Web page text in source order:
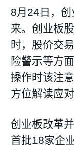
8月24日，
来。创业板
时，股价交
险警示等方
操作时该注
方位解读应对
创业板改革
首批18家企